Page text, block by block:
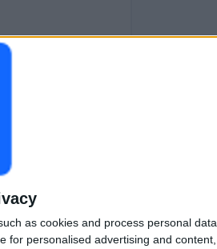
as cookies and process personal data,
for personalised advertising and content,
PR
91 (75,83%)